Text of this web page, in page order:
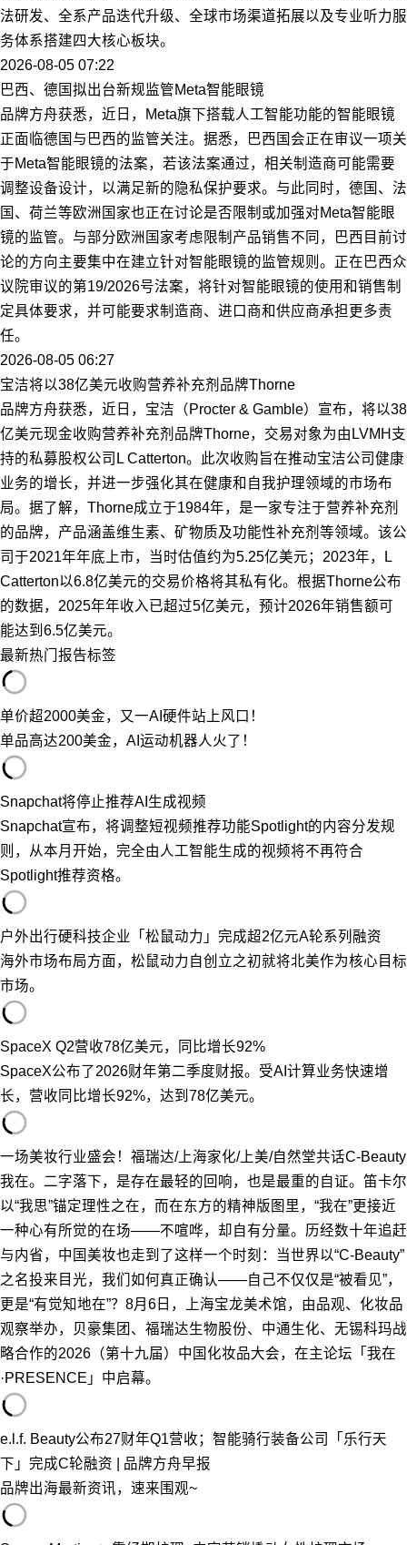
法研发、全系产品迭代升级、全球市场渠道拓展以及专业听力服
务体系搭建四大核心板块。
2026-08-05 07:22
巴西、德国拟出台新规监管Meta智能眼镜
品牌方舟获悉，近日，Meta旗下搭载人工智能功能的智能眼镜
正面临德国与巴西的监管关注。据悉，巴西国会正在审议一项关
于Meta智能眼镜的法案，若该法案通过，相关制造商可能需要
调整设备设计，以满足新的隐私保护要求。与此同时，德国、法
国、荷兰等欧洲国家也正在讨论是否限制或加强对Meta智能眼
镜的监管。与部分欧洲国家考虑限制产品销售不同，巴西目前讨
论的方向主要集中在建立针对智能眼镜的监管规则。正在巴西众
议院审议的第19/2026号法案，将针对智能眼镜的使用和销售制
定具体要求，并可能要求制造商、进口商和供应商承担更多责
任。
2026-08-05 06:27
宝洁将以38亿美元收购营养补充剂品牌Thorne
品牌方舟获悉，近日，宝洁（Procter & Gamble）宣布，将以38
亿美元现金收购营养补充剂品牌Thorne，交易对象为由LVMH支
持的私募股权公司L Catterton。此次收购旨在推动宝洁公司健康
业务的增长，并进一步强化其在健康和自我护理领域的市场布
局。据了解，Thorne成立于1984年，是一家专注于营养补充剂
的品牌，产品涵盖维生素、矿物质及功能性补充剂等领域。该公
司于2021年年底上市，当时估值约为5.25亿美元；2023年，L
Catterton以6.8亿美元的交易价格将其私有化。根据Thorne公布
的数据，2025年年收入已超过5亿美元，预计2026年销售额可
能达到6.5亿美元。
最新热门 报告标签
单价超2000美金，又一AI硬件站上风口！
单品高达200美金，AI运动机器人火了！
Snapchat将停止推荐AI生成视频
Snapchat宣布，将调整短视频推荐功能Spotlight的内容分发规
则，从本月开始，完全由人工智能生成的视频将不再符合
Spotlight推荐资格。
户外出行硬科技企业「松鼠动力」完成超2亿元A轮系列融资
海外市场布局方面，松鼠动力自创立之初就将北美作为核心目标
市场。
SpaceX Q2营收78亿美元，同比增长92%
SpaceX公布了2026财年第二季度财报。受AI计算业务快速增
长，营收同比增长92%，达到78亿美元。
一场美妆行业盛会！福瑞达/上海家化/上美/自然堂共话C-Beauty
我在。二字落下，是存在最轻的回响，也是最重的自证。笛卡尔
以“我思”锚定理性之在，而在东方的精神版图里，“我在”更接近
一种心有所觉的在场——不喧哗，却自有分量。历经数十年追赶
与内省，中国美妆也走到了这样一个时刻：当世界以“C-Beauty”
之名投来目光，我们如何真正确认——自己不仅仅是“被看见”，
更是“有觉知地在”？8月6日，上海宝龙美术馆，由品观、化妆品
观察举办，贝豪集团、福瑞达生物股份、中通生化、无锡科玛战
略合作的2026（第十九届）中国化妆品大会，在主论坛「我在
·PRESENCE」中启幕。
e.l.f. Beauty公布27财年Q1营收；智能骑行装备公司「乐行天
下」完成C轮融资 | 品牌方舟早报
品牌出海最新资讯，速来围观~